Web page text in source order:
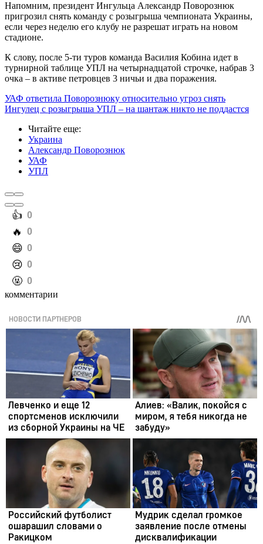
Напомним, президент Ингульца Александр Поворознюк
пригрозил снять команду с розыгрыша чемпионата Украины,
если через неделю его клубу не разрешат играть на новом
стадионе.
К слову, после 5-ти туров команда Василия Кобина идет в
турнирной таблице УПЛ на четырнадцатой строчке, набрав 3
очка – в активе петровцев 3 ничьи и два поражения.
УАФ ответила Поворознюку относительно угроз снять
Ингулец с розыгрыша УПЛ – на шантаж никто не поддастся
Читайте еще:
Украина
Александр Поворознюк
УАФ
УПЛ
️👍 0
️🔥 0
️😄 0
️😢 0
️🤬 0
комментарии